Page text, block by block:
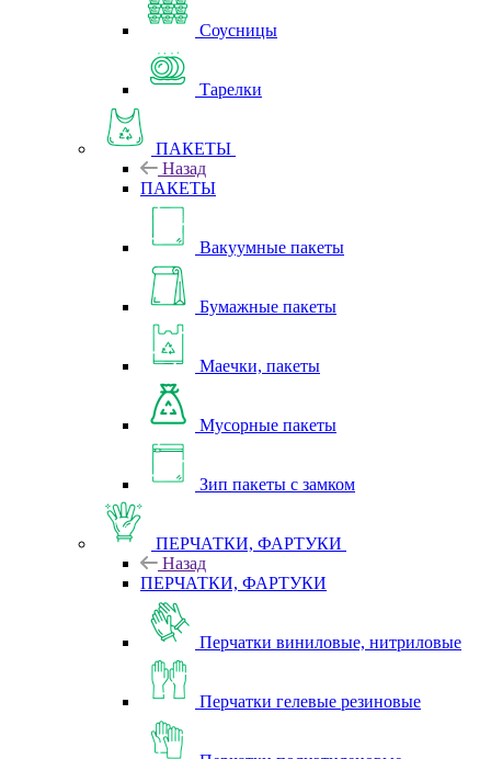
Соусницы
Тарелки
ПАКЕТЫ
Назад
ПАКЕТЫ
Вакуумные пакеты
Бумажные пакеты
Маечки, пакеты
Мусорные пакеты
Зип пакеты с замком
ПЕРЧАТКИ, ФАРТУКИ
Назад
ПЕРЧАТКИ, ФАРТУКИ
Перчатки виниловые, нитриловые
Перчатки гелевые резиновые